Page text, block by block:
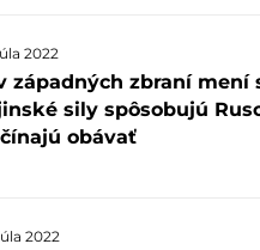
2022
západných zbraní mení
sily spôsobujú
obávať
2022